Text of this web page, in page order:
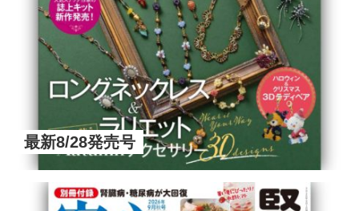
最新8/28発売号